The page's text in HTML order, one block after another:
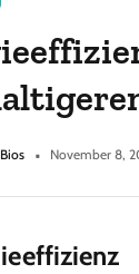
November 8,